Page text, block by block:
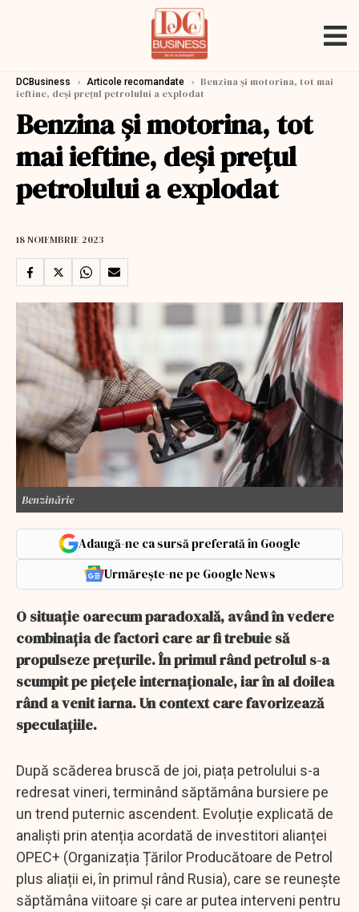
DCBusiness › Articole recomandate › Benzina și motorina, tot mai
ieftine, deși prețul petrolului a explodat
Benzina și motorina, tot
mai ieftine, deși prețul
petrolului a explodat
18 NOIEMBRIE 2023
Benzinărie
Adaugă-ne ca sursă preferată în Google
Urmărește-ne pe Google News
O situație oarecum paradoxală, având în vedere
combinația de factori care ar fi trebuie să
propulseze prețurile. În primul rând petrolul s-a
scumpit pe piețele internaționale, iar în al doilea
rând a venit iarna. Un context care favorizează
speculațiile.
După scăderea bruscă de joi, piața petrolului s-a
redresat vineri, terminând săptămâna bursiere pe
un trend puternic ascendent. Evoluție explicată de
analiști prin atenția acordată de investitori alianței
OPEC+ (Organizația Țărilor Producătoare de Petrol
plus aliații ei, în primul rând Rusia), care se reuneşte
săptămâna viitoare şi care ar putea interveni pentru